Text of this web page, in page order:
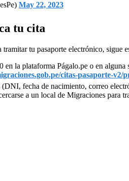
May 22, 2023
tu cita
tu pasaporte electrónico, sigue
en la plataforma Págalo.pe o en
citas-pasaporte-v2/
(DNI, fecha de nacimiento, correo
a un local de Migraciones para